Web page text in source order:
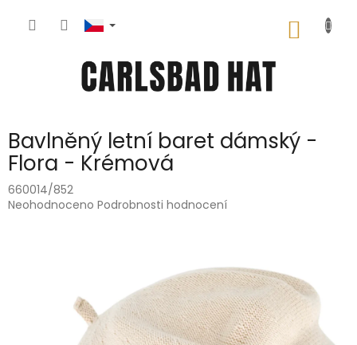
Bavlněný letní baret dámský -
Flora - Krémová
660014/852
Průměrné
Neohodnoceno Podrobnosti hodnocení